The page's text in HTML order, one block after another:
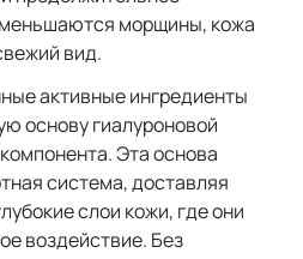
морщины, кожа
вид.
активные ингредиенты
основу гиалуроновой
Эта основа
система, доставляя
слои кожи, где они
воздействие. Без